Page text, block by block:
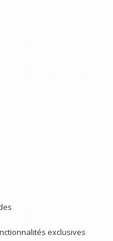
exclusives